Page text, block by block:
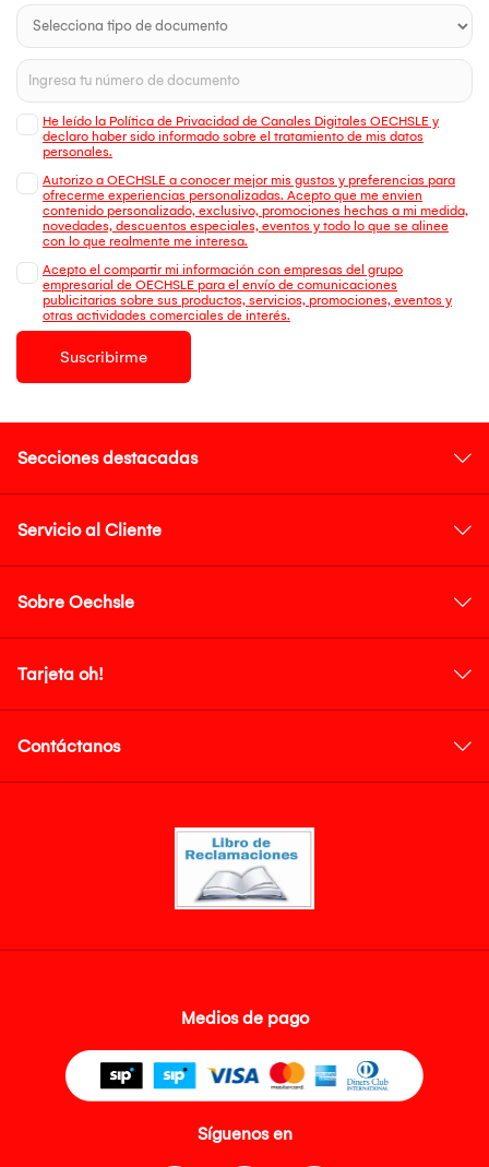
He leído la Política de Privacidad de Canales Digitales OECHSLE y
declaro haber sido informado sobre el tratamiento de mis datos
personales.
Autorizo a OECHSLE a conocer mejor mis gustos y preferencias para
ofrecerme experiencias personalizadas. Acepto que me envien
contenido personalizado, exclusivo, promociones hechas a mi medida,
novedades, descuentos especiales, eventos y todo lo que se alinee
con lo que realmente me interesa.
Acepto el compartir mi información con empresas del grupo
empresarial de OECHSLE para el envío de comunicaciones
publicitarias sobre sus productos, servicios, promociones, eventos y
otras actividades comerciales de interés.
Suscribirme
Secciones destacadas
Servicio al Cliente
Sobre Oechsle
Tarjeta oh!
Contáctanos
Medios de pago
Síguenos en